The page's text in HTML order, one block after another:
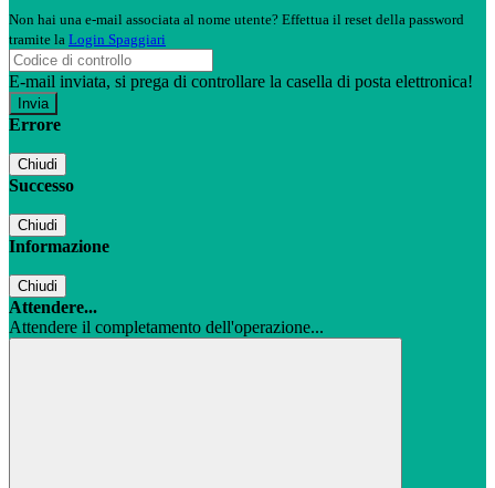
Non hai una e-mail associata al nome utente? Effettua il reset della password
tramite la Login Spaggiari
E-mail inviata, si prega di controllare la casella di posta elettronica!
Errore
Chiudi
Successo
Chiudi
Informazione
Chiudi
Attendere...
Attendere il completamento dell'operazione...